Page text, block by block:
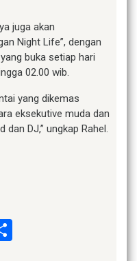
juga akan
Night Life”, dengan
buka setiap hari
02.00 wib.
yang dikemas
eksekutive muda dan
DJ,” ungkap Rahel.